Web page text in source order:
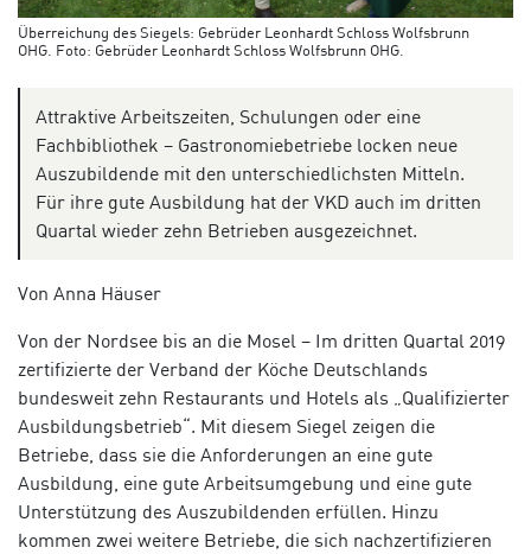
Überreichung des Siegels: Gebrüder Leonhardt Schloss Wolfsbrunn
OHG. Foto: Gebrüder Leonhardt Schloss Wolfsbrunn OHG.
Attraktive Arbeitszeiten, Schulungen oder eine
Fachbibliothek – Gastronomiebetriebe locken neue
Auszubildende mit den unterschiedlichsten Mitteln.
Für ihre gute Ausbildung hat der VKD auch im dritten
Quartal wieder zehn Betrieben ausgezeichnet.
Von Anna Häuser
Von der Nordsee bis an die Mosel – Im dritten Quartal 2019
zertifizierte der Verband der Köche Deutschlands
bundesweit zehn Restaurants und Hotels als „Qualifizierter
Ausbildungsbetrieb“. Mit diesem Siegel zeigen die
Betriebe, dass sie die Anforderungen an eine gute
Ausbildung, eine gute Arbeitsumgebung und eine gute
Unterstützung des Auszubildenden erfüllen. Hinzu
kommen zwei weitere Betriebe, die sich nachzertifizieren